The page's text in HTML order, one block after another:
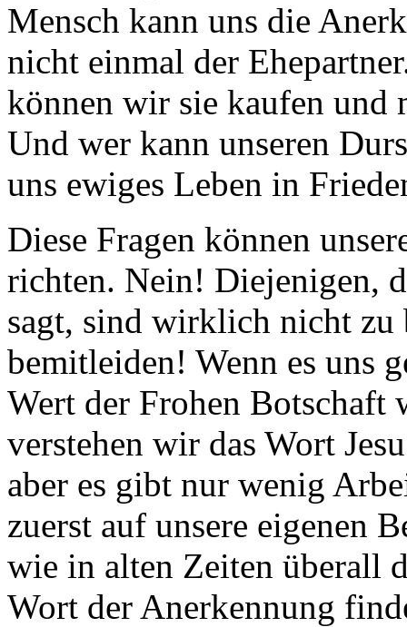
Mensch kann uns die
nicht einmal der
können wir sie kaufen und
Und wer kann unseren
uns ewiges Leben in
Diese Fragen können
richten. Nein! Diejenigen,
sagt, sind wirklich nicht zu
bemitleiden! Wenn es uns
Wert der Frohen Botschaft
verstehen wir das Wort
aber es gibt nur wenig
zuerst auf unsere eigenen
wie in alten Zeiten überall
Wort der Anerkennung